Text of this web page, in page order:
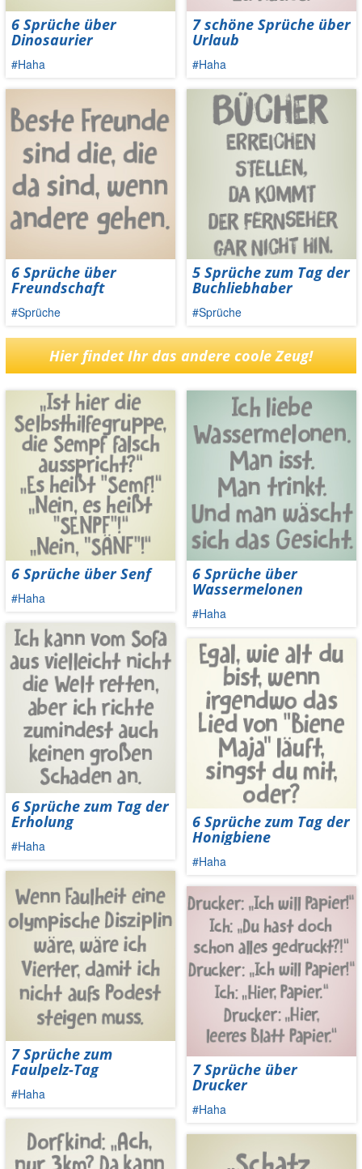
6 Sprüche über
Dinosaurier
#Haha
6 Sprüche über
Freundschaft
#Sprüche
7 schöne Sprüche über
Urlaub
#Haha
5 Sprüche zum Tag der
Buchliebhaber
#Sprüche
Hier findet Ihr das andere coole Zeug!
6 Sprüche über Senf
#Haha
6 Sprüche zum Tag der
Erholung
#Haha
7 Sprüche zum
Faulpelz-Tag
#Haha
6 Sprüche über
Wassermelonen
#Haha
6 Sprüche zum Tag der
Honigbiene
#Haha
7 Sprüche über
Drucker
#Haha